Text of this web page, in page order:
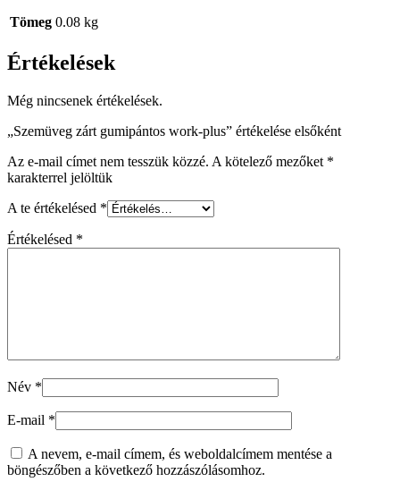
Tömeg 0.08 kg
Értékelések
Még nincsenek értékelések.
„Szemüveg zárt gumipántos work-plus” értékelése elsőként
Az e-mail címet nem tesszük közzé. A kötelező mezőket *
karakterrel jelöltük
A te értékelésed *
Értékelésed *
Név *
E-mail *
A nevem, e-mail címem, és weboldalcímem mentése a
böngészőben a következő hozzászólásomhoz.